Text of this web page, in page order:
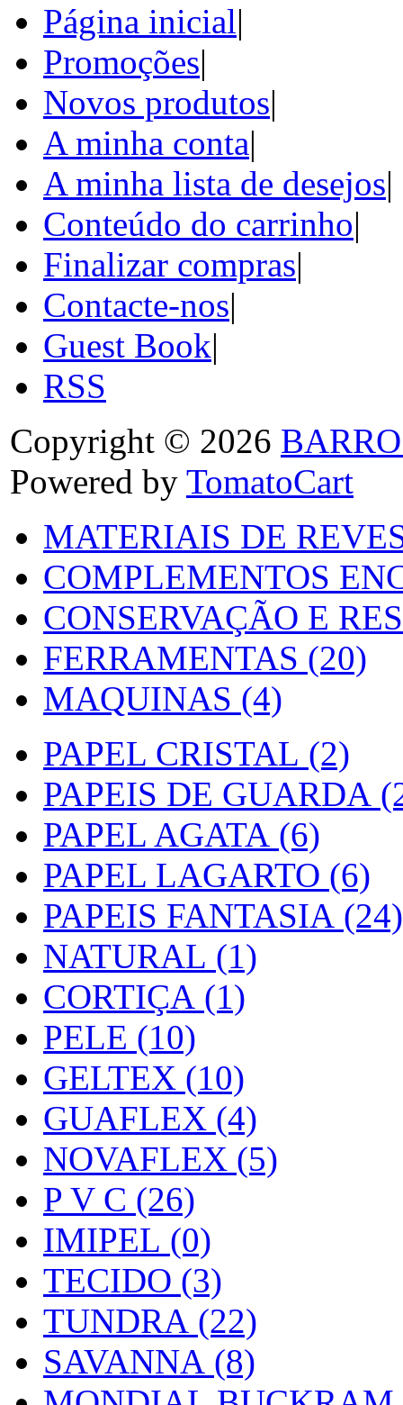
Página inicial|
Promoções|
Novos produtos|
A minha conta|
A minha lista de desejos|
Conteúdo do carrinho|
Finalizar compras|
Contacte-nos|
Guest Book|
RSS
Copyright © 2026
Powered by TomatoCart
MATERIAIS DE
COMPLEMENTOS
CONSERVAÇÃO E
FERRAMENTAS (20)
MAQUINAS (4)
PAPEL CRISTAL (2)
PAPEIS DE GUARDA
PAPEL AGATA (6)
PAPEL LAGARTO (6)
PAPEIS FANTASIA (24)
NATURAL (1)
CORTIÇA (1)
PELE (10)
GELTEX (10)
GUAFLEX (4)
NOVAFLEX (5)
P V C (26)
IMIPEL (0)
TECIDO (3)
TUNDRA (22)
SAVANNA (8)